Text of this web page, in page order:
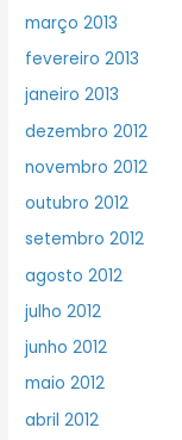
março 2013
fevereiro 2013
janeiro 2013
dezembro 2012
novembro 2012
outubro 2012
setembro 2012
agosto 2012
julho 2012
junho 2012
maio 2012
abril 2012